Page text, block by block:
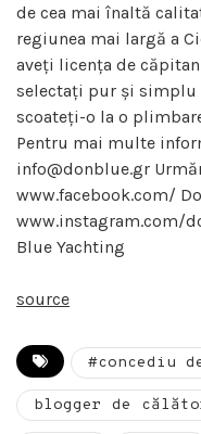
de cea mai înaltă
regiunea mai largă a
aveți licența de
selectați pur și simplu
scoateți-o la o
Pentru mai multe
info@donblue.gr
www.facebook.com/
www.instagram.com/
Blue Yachting
source
#concediu
blogger de